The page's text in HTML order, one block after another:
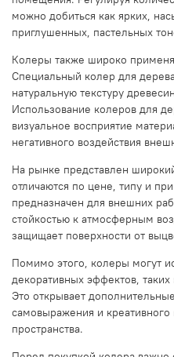
можно добиться как ярких,
приглушенных, пастельных
Колеры также широко
Специальный колер для
натуральную текстуру
Использование колеров для
визуальное восприятие
негативного воздействия
На рынке представлен
отличаются по цене, типу и
предназначен для внешних
стойкостью к атмосферным
защищает поверхности от
Помимо этого, колеры могут
декоративных эффектов, таких
Это открывает
самовыражения и
пространства.